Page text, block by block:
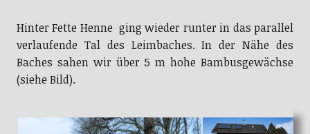
Hinter Fette Henne ging wieder runter in das parallel
verlaufende Tal des Leimbaches. In der Nähe des
Baches sahen wir über 5 m hohe Bambusgewächse
(siehe Bild).